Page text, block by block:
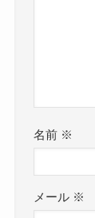
名前 ※
メール ※